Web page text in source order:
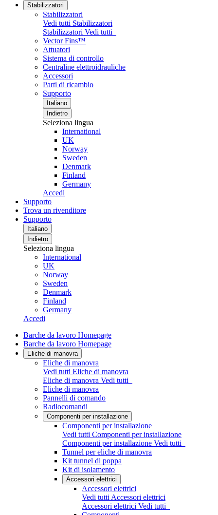
Stabilizzatori
Stabilizzatori
Vedi tutti Stabilizzatori
Stabilizzatori Vedi tutti
Vector Fins™
Attuatori
Sistema di controllo
Centraline elettroidrauliche
Accessori
Parti di ricambio
Supporto
Italiano
Indietro
Seleziona lingua
International
UK
Norway
Sweden
Denmark
Finland
Germany
Accedi
Supporto
Trova un rivenditore
Supporto
Italiano
Indietro
Seleziona lingua
International
UK
Norway
Sweden
Denmark
Finland
Germany
Accedi
Barche da lavoro Homepage
Barche da lavoro Homepage
Eliche di manovra
Eliche di manovra
Vedi tutti Eliche di manovra
Eliche di manovra Vedi tutti
Eliche di manovra
Pannelli di comando
Radiocomandi
Componenti per installazione
Componenti per installazione
Vedi tutti Componenti per installazione
Componenti per installazione Vedi tutti
Tunnel per eliche di manovra
Kit tunnel di poppa
Kit di isolamento
Accessori elettrici
Accessori elettrici
Vedi tutti Accessori elettrici
Accessori elettrici Vedi tutti